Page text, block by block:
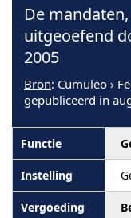
De
uitgeoefend
2005
Bron: Cumuleo ›
gepubliceerd in